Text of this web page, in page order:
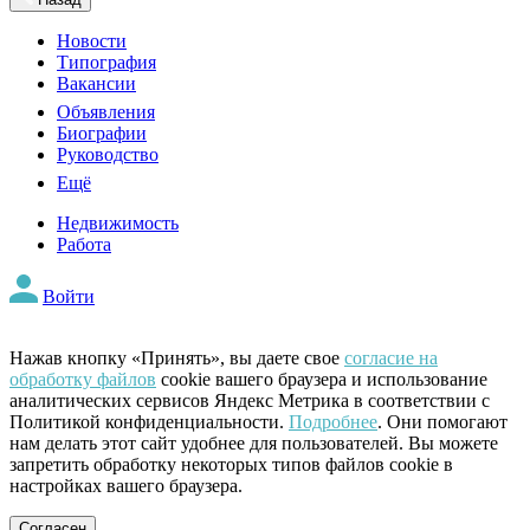
Новости
Типография
Вакансии
Объявления
Биографии
Руководство
Ещё
Недвижимость
Работа
Войти
Нажав кнопку «Принять», вы даете свое согласие на
обработку файлов cookie вашего браузера и использование
аналитических сервисов Яндекс Метрика в соответствии с
Политикой конфиденциальности. Подробнее. Они помогают
нам делать этот сайт удобнее для пользователей. Вы можете
запретить обработку некоторых типов файлов cookie в
настройках вашего браузера.